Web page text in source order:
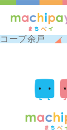
コープ余戸